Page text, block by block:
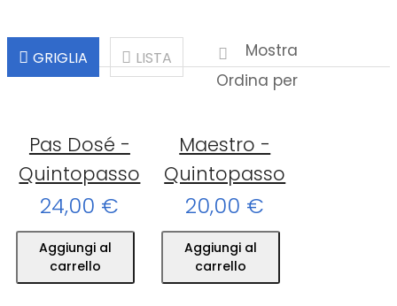
GRIGLIA LISTA
Mostra
Ordina per
Pas Dosé -
Quintopasso
24,00 €
Aggiungi al
carrello
Maestro -
Quintopasso
20,00 €
Aggiungi al
carrello